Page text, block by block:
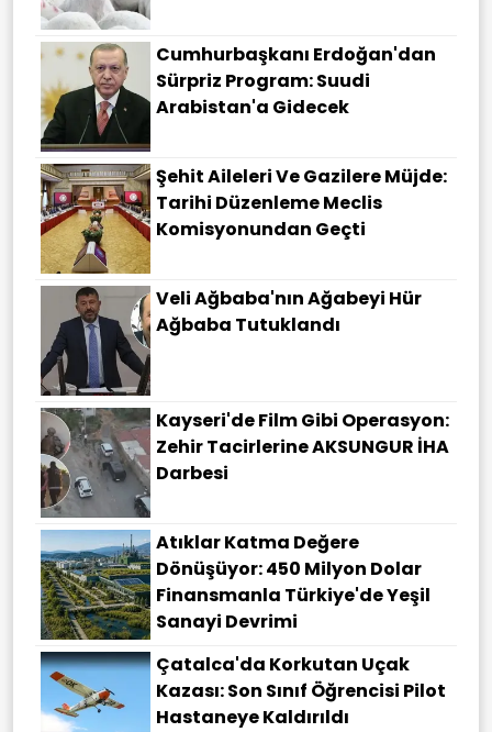
Cumhurbaşkanı Erdoğan'dan
Sürpriz Program: Suudi
Arabistan'a Gidecek
Şehit Aileleri Ve Gazilere Müjde:
Tarihi Düzenleme Meclis
Komisyonundan Geçti
Veli Ağbaba'nın Ağabeyi Hür
Ağbaba Tutuklandı
Kayseri'de Film Gibi Operasyon:
Zehir Tacirlerine AKSUNGUR İHA
Darbesi
Atıklar Katma Değere
Dönüşüyor: 450 Milyon Dolar
Finansmanla Türkiye'de Yeşil
Sanayi Devrimi
Çatalca'da Korkutan Uçak
Kazası: Son Sınıf Öğrencisi Pilot
Hastaneye Kaldırıldı